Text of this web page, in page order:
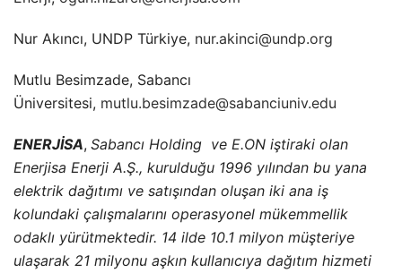
Nur Akıncı, UNDP Türkiye, nur.akinci@undp.org
Mutlu Besimzade, Sabancı
Üniversitesi, mutlu.besimzade@sabanciuniv.edu
ENERJİSA, Sabancı Holding ve E.ON iştiraki olan
Enerjisa Enerji A.Ş., kurulduğu 1996 yılından bu yana
elektrik dağıtımı ve satışından oluşan iki ana iş
kolundaki çalışmalarını operasyonel mükemmellik
odaklı yürütmektedir. 14 ilde 10.1 milyon müşteriye
ulaşarak 21 milyonu aşkın kullanıcıya dağıtım hizmeti